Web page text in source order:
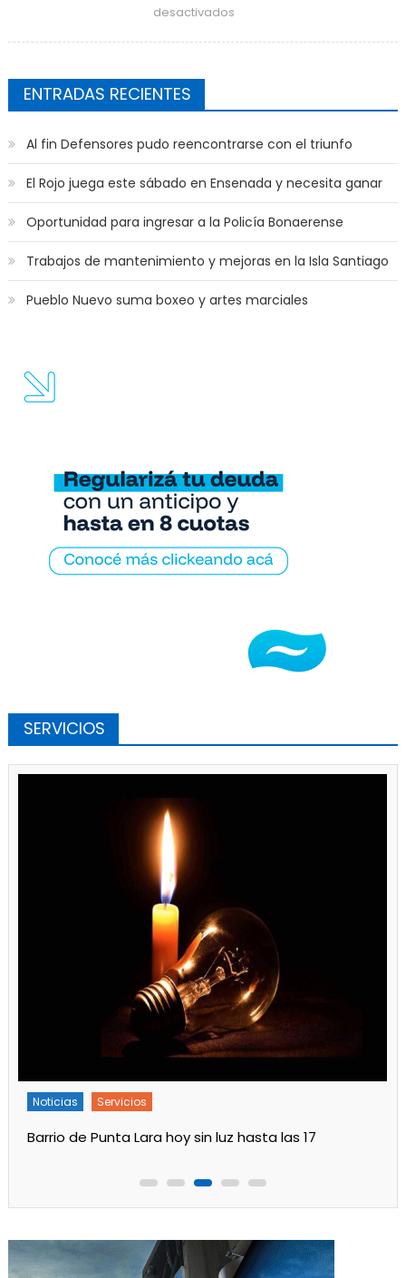
desactivados
ENTRADAS RECIENTES
Al fin Defensores pudo reencontrarse con el triunfo
El Rojo juega este sábado en Ensenada y necesita ganar
Oportunidad para ingresar a la Policía Bonaerense
Trabajos de mantenimiento y mejoras en la Isla Santiago
Pueblo Nuevo suma boxeo y artes marciales
SERVICIOS
Noticias Servicios
Barrio de Punta Lara hoy sin luz hasta las 17